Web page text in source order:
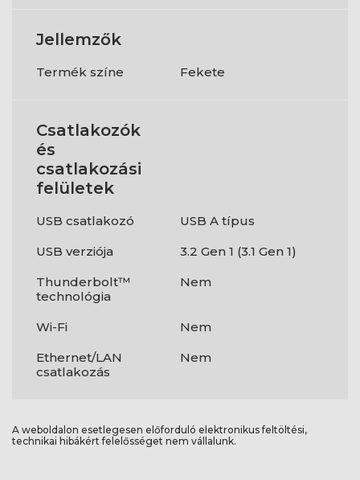
Jellemzők
Termék színe Fekete
Csatlakozók
és
csatlakozási
felületek
USB csatlakozó
USB A típus
USB verziója
3.2 Gen 1 (3.1 Gen 1)
Thunderbolt™
technológia
Nem
Wi-Fi
Nem
Ethernet/LAN
csatlakozás
Nem
A weboldalon esetlegesen előforduló elektronikus feltöltési,
technikai hibákért felelősséget nem vállalunk.